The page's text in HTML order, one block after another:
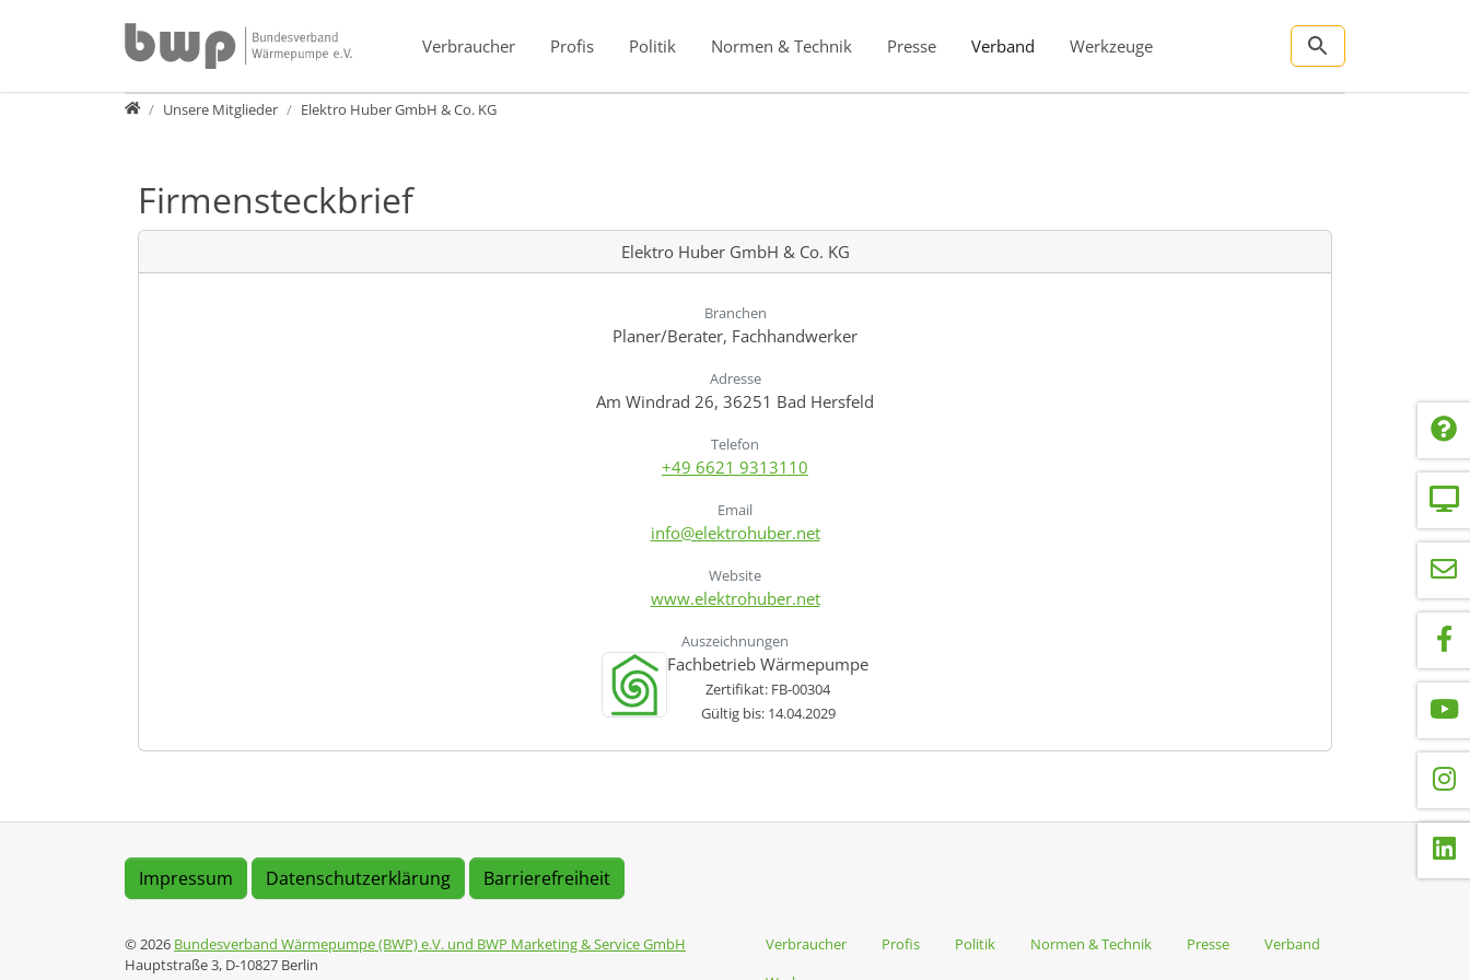
Verbraucher
Profis Politik Normen & Technik Presse Verband Werkzeuge
Verband
Unsere Mitglieder Elektro Huber GmbH & Co. KG
Firmensteckbrief
Elektro Huber GmbH & Co. KG
Branchen
Planer/Berater, Fachhandwerker
Adresse
Am Windrad 26, 36251 Bad Hersfeld
Telefon
+49 6621 9313110
Email
info@elektrohuber.net
Website
www.elektrohuber.net
Auszeichnungen
Fachbetrieb Wärmepumpe
Zertifikat: FB-00304
Gültig bis: 14.04.2029
Impressum Datenschutzerklärung Barrierefreiheit
© 2026 Bundesverband Wärmepumpe (BWP) e.V. und BWP Marketing & Service GmbH
Hauptstraße 3, D-10827 Berlin
Verbraucher Profis Politik Normen & Technik Presse
Verband